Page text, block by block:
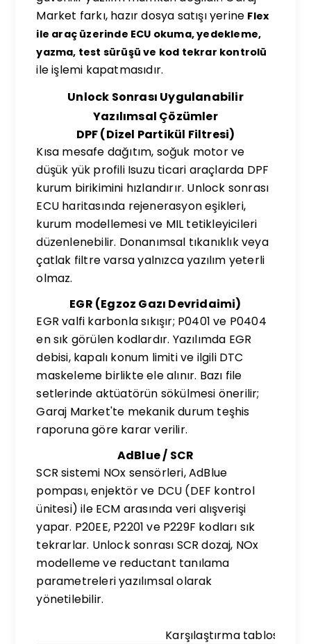
Market farkı, hazır dosya satışı yerine Flex
ile araç üzerinde ECU okuma, yedekleme,
yazma, test sürüşü ve kod tekrar kontrolü
ile işlemi kapatmasıdır.
Unlock Sonrası Uygulanabilir
Yazılımsal Çözümler
DPF (Dizel Partikül Filtresi)
Kısa mesafe dağıtım, soğuk motor ve
düşük yük profili Isuzu ticari araçlarda DPF
kurum birikimini hızlandırır. Unlock sonrası
ECU haritasında rejenerasyon eşikleri,
kurum modellemesi ve MIL tetikleyicileri
düzenlenebilir. Donanımsal tıkanıklık veya
çatlak filtre varsa yalnızca yazılım yeterli
olmaz.
EGR (Egzoz Gazı Devridaimi)
EGR valfi karbonla sıkışır; P0401 ve P0404
en sık görülen kodlardır. Yazılımda EGR
debisi, kapalı konum limiti ve ilgili DTC
maskeleme birlikte ele alınır. Bazı file
setlerinde aktüatörün sökülmesi önerilir;
Garaj Market'te mekanik durum teşhis
raporuna göre karar verilir.
AdBlue / SCR
SCR sistemi NOx sensörleri, AdBlue
pompası, enjektör ve DCU (DEF kontrol
ünitesi) ile ECM arasında veri alışverişi
yapar. P20EE, P2201 ve P229F kodları sık
tekrarlar. Unlock sonrası SCR dozaj, NOx
modelleme ve reductant tanılama
parametreleri yazılımsal olarak
yönetilebilir.
Karşılaştırma tablosu